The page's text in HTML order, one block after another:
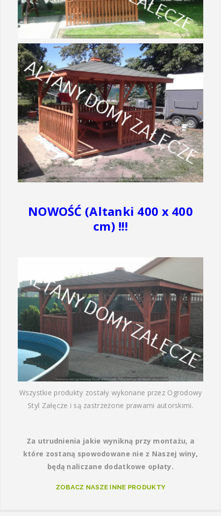
NOWOŚĆ (Altanki 400 x 400
cm) !!!
Wszystkie produkty zostały wykonane przez Ogrodowy
Styl Załęcze i są zastrzeżone prawami autorskimi.
Za utrudnienia jakie wynikną przy montażu, a
które zostaną spowodowane nie z Naszej winy,
będą naliczane dodatkowe opłaty.
ZOBACZ NASZE INNE PRODUKTY